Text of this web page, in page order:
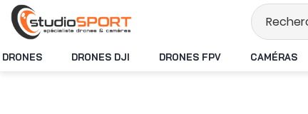
Stock en temps
DRONES DRONES DJI DRONES FPV CAMÉRAS